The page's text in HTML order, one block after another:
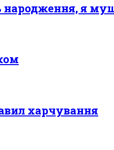
я
харчування